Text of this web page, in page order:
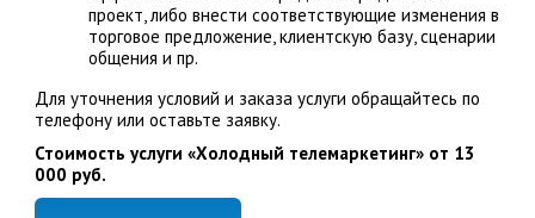
проект, либо внести соответствующие изменения в
торговое предложение, клиентскую базу, сценарии
общения и пр.
Для уточнения условий и заказа услуги обращайтесь по
телефону или оставьте заявку.
Стоимость услуги «Холодный телемаркетинг» от 13
000 руб.